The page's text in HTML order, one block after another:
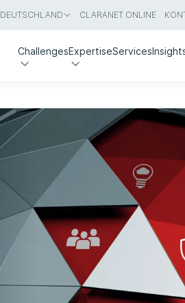
DEUTSCHLAND CLARANET ONLINE
ChallengesExpertiseServices